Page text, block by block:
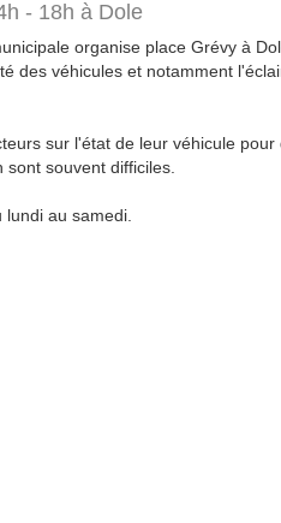
- 18h à Dole
organise place Grévy à
des véhicules et notamment
sur l'état de leur véhicule
souvent difficiles.
au samedi.